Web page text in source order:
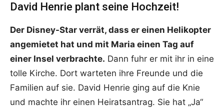
David Henrie plant seine Hochzeit!
Der Disney-Star verrät, dass er einen Helikopter
angemietet hat und mit Maria einen Tag auf
einer Insel verbrachte. Dann fuhr er mit ihr in eine
tolle Kirche. Dort warteten ihre Freunde und die
Familien auf sie. David Henrie ging auf die Knie
und machte ihr einen Heiratsantrag. Sie hat „Ja“